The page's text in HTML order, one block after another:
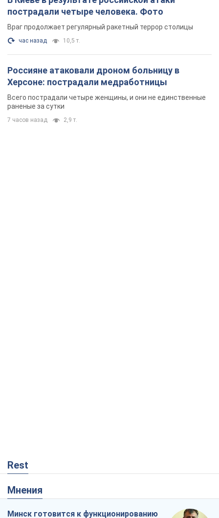
пострадали четыре человека. Фото
Враг продолжает регулярный ракетный террор столицы
час назад 10,5 т.
Россияне атаковали дроном больницу в
Херсоне: пострадали медработницы
Всего пострадали четыре женщины, и они не единственные
раненые за сутки
7 часов назад 2,9 т.
Rest
Мнения
Минск готовится к функционированию